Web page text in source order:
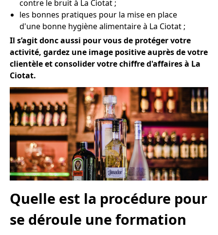
contre le bruit à La Ciotat ;
les bonnes pratiques pour la mise en place
d'une bonne hygiène alimentaire à La Ciotat ;
Il s’agit donc aussi pour vous de protéger votre
activité, gardez une image positive auprès de votre
clientèle et consolider votre chiffre d'affaires à La
Ciotat.
Quelle est la procédure pour
se déroule une formation